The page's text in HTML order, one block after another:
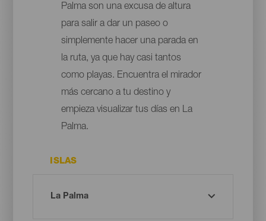
Palma son una excusa de altura
para salir a dar un paseo o
simplemente hacer una parada en
la ruta, ya que hay casi tantos
como playas. Encuentra el mirador
más cercano a tu destino y
empieza visualizar tus días en La
Palma.
ISLAS